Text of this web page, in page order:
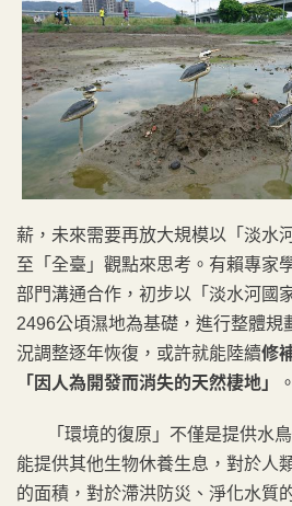
薪，未來需要再放大規模以「淡水
至「全臺」觀點來思考。有賴專家
部門溝通合作，初步以「淡水河國
2496公頃濕地為基礎，進行整體規
況調整逐年恢復，或許就能陸續修
「因人為開發而消失的天然棲地」
。
「環境的復原」不僅是提供水鳥
能提供其他生物休養生息，對於人
的面積，對於滯洪防災、淨化水質